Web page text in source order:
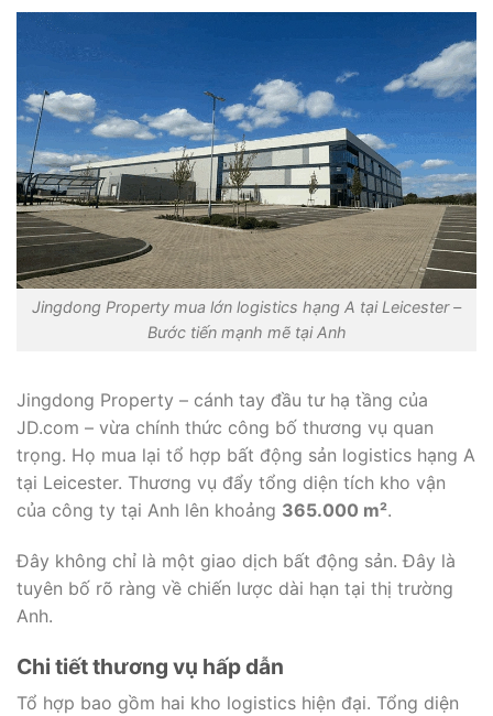
Jingdong Property mua lớn logistics hạng A tại Leicester –
Bước tiến mạnh mẽ tại Anh
Jingdong Property – cánh tay đầu tư hạ tầng của
JD.com – vừa chính thức công bố thương vụ quan
trọng. Họ mua lại tổ hợp bất động sản logistics hạng A
tại Leicester. Thương vụ đẩy tổng diện tích kho vận
của công ty tại Anh lên khoảng 365.000 m².
Đây không chỉ là một giao dịch bất động sản. Đây là
tuyên bố rõ ràng về chiến lược dài hạn tại thị trường
Anh.
Chi tiết thương vụ hấp dẫn
Tổ hợp bao gồm hai kho logistics hiện đại. Tổng diện